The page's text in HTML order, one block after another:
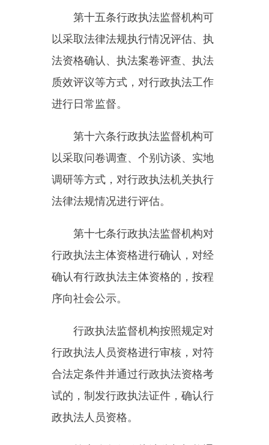
实、性质、情节以及社会危害程度
第十九条行政执法监督机构结
合行政执法机关的执法特点和具体
执法机关的执法质量、执法效果等
进行评议。评议标准、过程、结果
应当以适当方式公开。
第二十条行政执法监督机构对
会影响的典型性、代表性行政执法
突出问题进行重点监督。
便民热线等渠道反映的行政执法问
题线索及时进行研判，确定重点监
重点监督可以采取挂牌督办、
提级监督等方式。
第二十一条 省级以上人民政府